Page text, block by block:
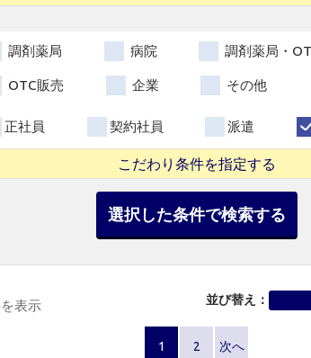
調剤薬局 病院 調剤薬局・
OTC販売 企業 その他
正社員 契約社員 派遣
こだわり条件を指定する
選択した条件で検索する
表示 並び替え：
1 2 次へ